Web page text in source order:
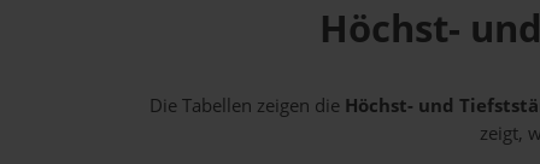
Höchst-
Die Tabellen zeigen die Höchst- und
zeigt,